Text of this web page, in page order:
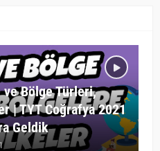
ve Bölge Türleri,
| TYT Coğrafya 2021
Geldik